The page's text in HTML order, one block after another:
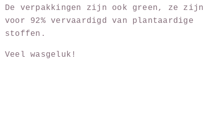
De verpakkingen zijn ook green, ze zijn
voor 92% vervaardigd van plantaardige
stoffen.
Veel wasgeluk!